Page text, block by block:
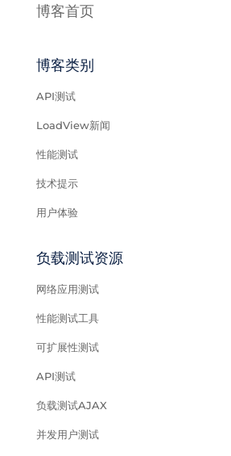
博客首页
博客类别
API测试
LoadView新闻
性能测试
技术提示
用户体验
负载测试资源
网络应用测试
性能测试工具
可扩展性测试
API测试
负载测试AJAX
并发用户测试